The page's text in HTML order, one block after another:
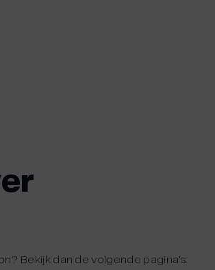
Bekijk dan de volgende pagina’s: